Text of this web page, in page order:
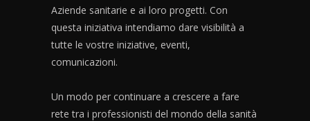
Aziende sanitarie e ai loro progetti. Con
questa iniziativa intendiamo dare visibilità a
tutte le vostre iniziative, eventi,
comunicazioni.
Un modo per continuare a crescere a fare
rete tra i professionisti del mondo della sanità